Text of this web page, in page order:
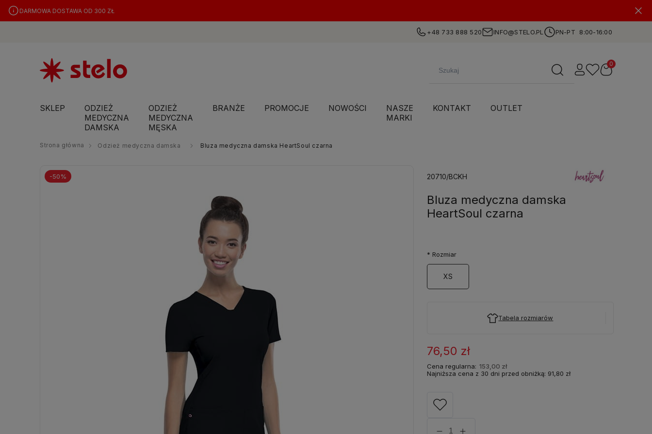
DARMOWA DOSTAWA OD 300 ZŁ
+48 733 888 520 INFO@STELO.PL PN-PT 8:00-16:00
SKLEP
ODZIEŻ
MEDYCZNA
DAMSKA
ODZIEŻ
MEDYCZNA
MĘSKA
BRANŻE PROMOCJE NOWOŚCI
NASZE
MARKI
KONTAKT OUTLET
Strona główna Odzież medyczna damska Bluza medyczna damska HeartSoul czarna
-50% 20710/BCKH
Bluza medyczna damska
HeartSoul czarna
* Rozmiar
XS
Tabela rozmiarów
76,50 zł
Cena regularna: 153,00 zł
Najniższa cena z 30 dni przed obniżką: 91,80 zł